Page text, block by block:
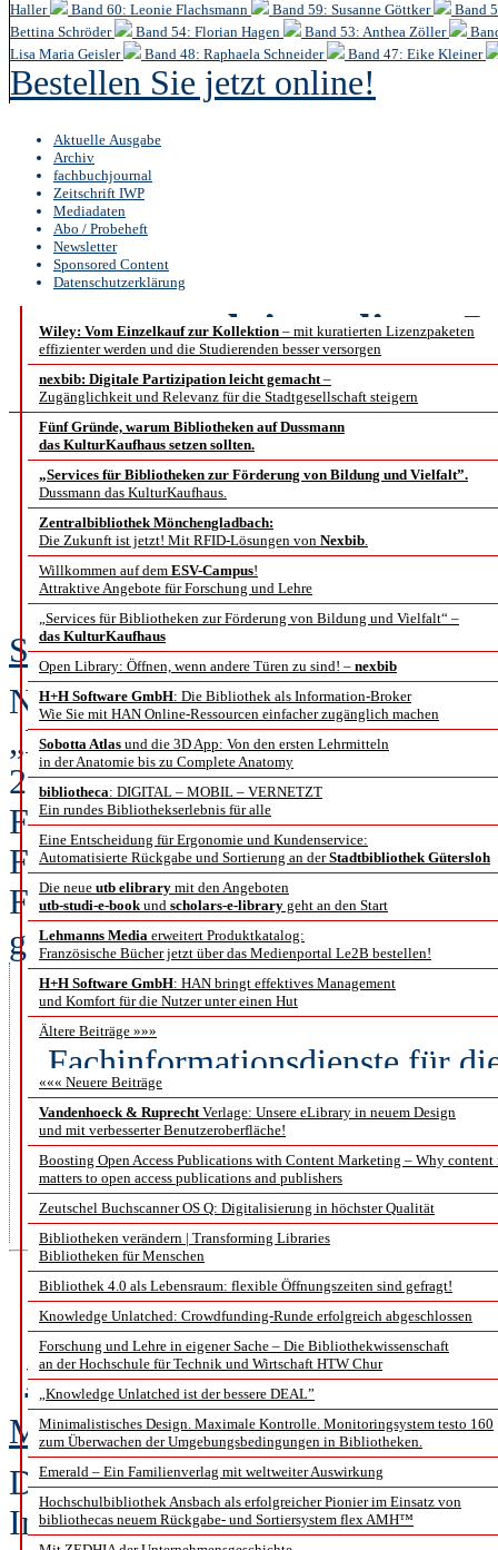
Haller
Band 60: Leonie Flachsmann Band 59: Susanne Göttker
Band
Bettina Schröder
Band 54: Florian Hagen Band 53: Anthea Zöller
Lisa Maria Geisler
Band 48: Raphaela Schneider Band 47: Eike Kleiner
Bestellen Sie jetzt online!
Aktuelle Ausgabe
Archiv
fachbuchjournal
Zeitschrift IWP
Mediadaten
Abo / Probeheft
Newsletter
Sponsored Content
Datenschutzerklärung
Wiley: Vom Einzelkauf zur Kollektion – mit kuratierten Lizenzpaketen
effizienter werden und die Studierenden besser versorgen
nexbib: Digitale Partizipation leicht gemacht–
Zugänglichkeit und Relevanz für die Stadtgesellschaft steigern
Fünf Gründe, warum Bibliotheken auf Dussmann
das KulturKaufhaus setzen sollten.
„Services für Bibliotheken zur Förderung von Bildung und Vielfalt”.
Dussmann das KulturKaufhaus.
Zentralbibliothek Mönchengladbach:
Die Zukunft ist jetzt! Mit RFID-Lösungen von Nexbib.
Willkommen auf dem ESV-Campus!
Attraktive Angebote für Forschung und Lehre
„Services für Bibliotheken zur Förderung von Bildung und Vielfalt“ –
das KulturKaufhaus
Open Library: Öffnen, wenn andere Türen zu sind! – nexbib
H+H Software GmbH: Die Bibliothek als Information-Broker
Wie Sie mit HAN Online-Ressourcen einfacher zugänglich machen
Sobotta Atlas und die 3D App: Von den ersten Lehrmitteln
in der Anatomie bis zu Complete Anatomy
bibliotheca: DIGITAL – MOBIL – VERNETZT
Ein rundes Bibliothekserlebnis für alle
Eine Entscheidung für Ergonomie und Kundenservice:
Automatisierte Rückgabe und Sortierung an derStadtbibliothek Gütersloh
Die neue utb elibrary mit den Angeboten
utb-studi-e-bookund scholars-e-library geht an den Start
Lehmanns Media erweitert Produktkatalog:
Französische Bücher jetzt über das Medienportal Le2B bestellen!
H+H Software GmbH: HAN bringt effektives Management
und Komfort für die Nutzer unter einen Hut
Ältere Beiträge »»»
««« Neuere Beiträge
Vandenhoeck & RuprechtVerlage: Unsere eLibrary in neuem Design
und mit verbesserter Benutzeroberfläche!
Boosting Open Access Publications with Content Marketing – Why content
matters to open access publications and publishers
Zeutschel Buchscanner OS Q: Digitalisierung in höchster Qualität
Bibliotheken verändern | Transforming Libraries
Bibliotheken für Menschen
Bibliothek 4.0 als Lebensraum: flexible Öffnungszeiten sind gefragt!
Knowledge Unlatched: Crowdfunding-Runde erfolgreich abgeschlossen
Forschung und Lehre in eigener Sache – Die Bibliothekwissenschaft
an der Hochschule für Technik und Wirtschaft HTW Chur
„Knowledge Unlatched ist der bessere DEAL”
Minimalistisches Design. Maximale Kontrolle. Monitoringsystem testo 160
zum Überwachen der Umgebungsbedingungen in Bibliotheken.
Emerald – Ein Familienverlag mit weltweiter Auswirkung
Hochschulbibliothek Ansbach als erfolgreicher Pionier im Einsatz von
bibliothecas neuem Rückgabe- und Sortiersystem flex AMH™
b.i.t.online5 /
http://
Der neue FID für die
Sebastian Stoppe
Nach der Einstellung des
„Kommunikations- und
2014 an der
Fachinformationsdienstes (FID)
FID ist nicht mehr der möglichst
Fachliteratur, sondern die
gedruckten und
elektronischen Texten sowie
adlr.link wird im Rahmen des
„Fachinformationsdienste für
Forschungsgemeinschaft
das Suchportal verfügbar. Die
Alle darüber hinausgehenden
Registrierung.
Simplify
nestor-AG Personal
Martin Iordanidis, Achim Oßwald
Das deutsche
Informationen über das Web im